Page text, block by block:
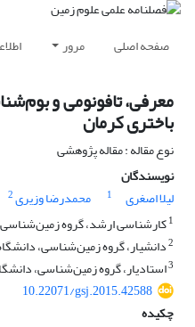
صفحه اصلی مرور
باختری کرمان
نوع مقاله : مقاله پژوهشی
نویسندگان
لیلا اصغری
1 محمدرضا وزیری2
1کارشناسی ارشد، گروه
2دانشیار، گروه زمین‌شناسی،
3استادیار، گروه زمین‌شناسی،
10.22071/gsj.2015.42588
چکیده